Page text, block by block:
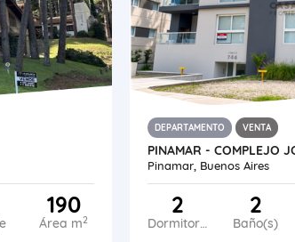
190
Área m2
DEPARTAMENTO VENTA
PINAMAR - COMPLEJO
Pinamar, Buenos Aires
2
Dormitorios
2
Baño(s)